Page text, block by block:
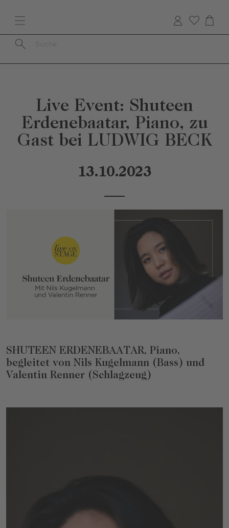
Inhalt
Live Event: Shuteen
Erdenebaatar, Piano, zu
Gast bei LUDWIG BECK
13.10.2023
SHUTEEN ERDENEBAATAR, Piano,
begleitet von Nils Kugelmann (Bass) und
Valentin Renner (Schlagzeug)